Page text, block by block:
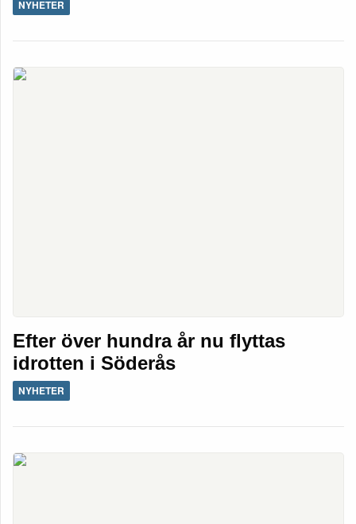
NYHETER
Efter över hundra år nu flyttas
idrotten i Söderås
NYHETER